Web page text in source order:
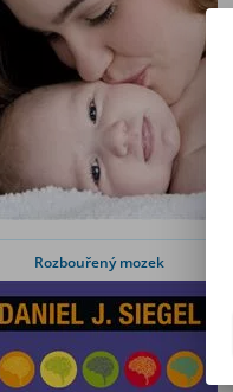
Rozbouřený mozek